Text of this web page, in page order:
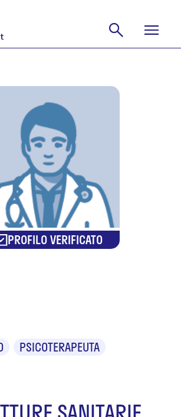
PROFILO VERIFICATO
PSICOTERAPEUTA